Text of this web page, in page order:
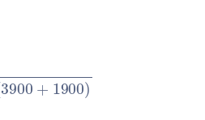
(3900+1900